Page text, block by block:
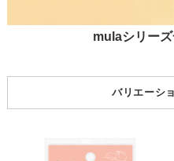
mulaシリー
バリエーシ